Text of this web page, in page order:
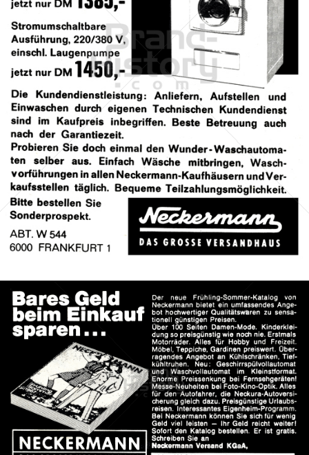
Neckermann Versand Neckermann Versand 1964
Bild-ID: 41265
Neckermann Versand Neckermann Versand 1967